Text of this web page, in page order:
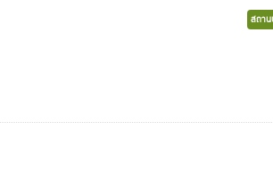
สถาน